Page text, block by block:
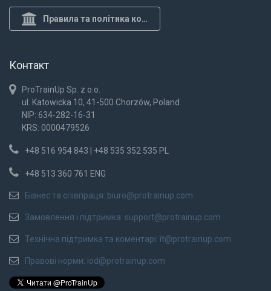
Правила та політика конф.
Контакт
ProTrainUp Sp. z o.o.
ul. Katowicka 10, 41-500 Chorzów, Poland
NIP: 634-282-16-31
KRS: 0000479526
+48 516 954 843 | +48 535 352 535 PL
+48 513 360 761 ENG
Бізнес та співпраця: biuro@protrainup.com
Замовлення і підтримка: support@protrainup.com
Технічна підтримка та коментарі: it@protrainup.com
Правові норми: iod@protrainup.com